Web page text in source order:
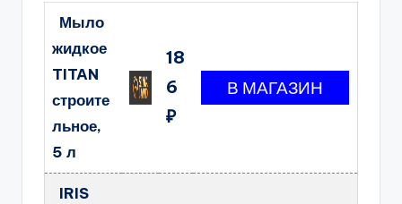
Мыло
жидкое
TITAN
строите
льное,
5 л
18
6
₽
IRIS